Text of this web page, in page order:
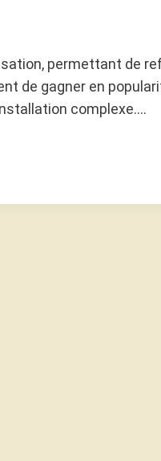
permettant de
de gagner en
complexe….